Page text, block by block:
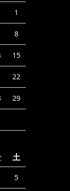
1
8
15
22
29
土
5